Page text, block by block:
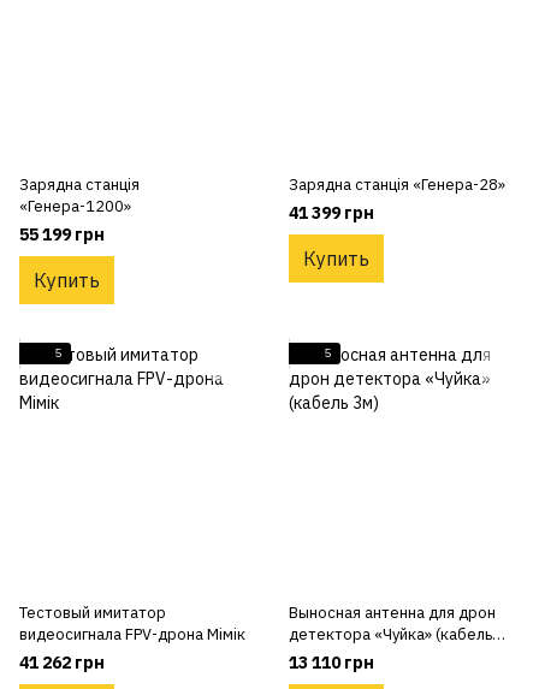
Зарядна станція
«Генера-1200»
55 199 грн
Купить
Зарядна станція «Генера-28»
41 399 грн
Купить
5
Тестовый имитатор
видеосигнала FPV-дрона Мімік
41 262 грн
5
Выносная антенна для дрон
детектора «Чуйка» (кабель
3м)
13 110 грн